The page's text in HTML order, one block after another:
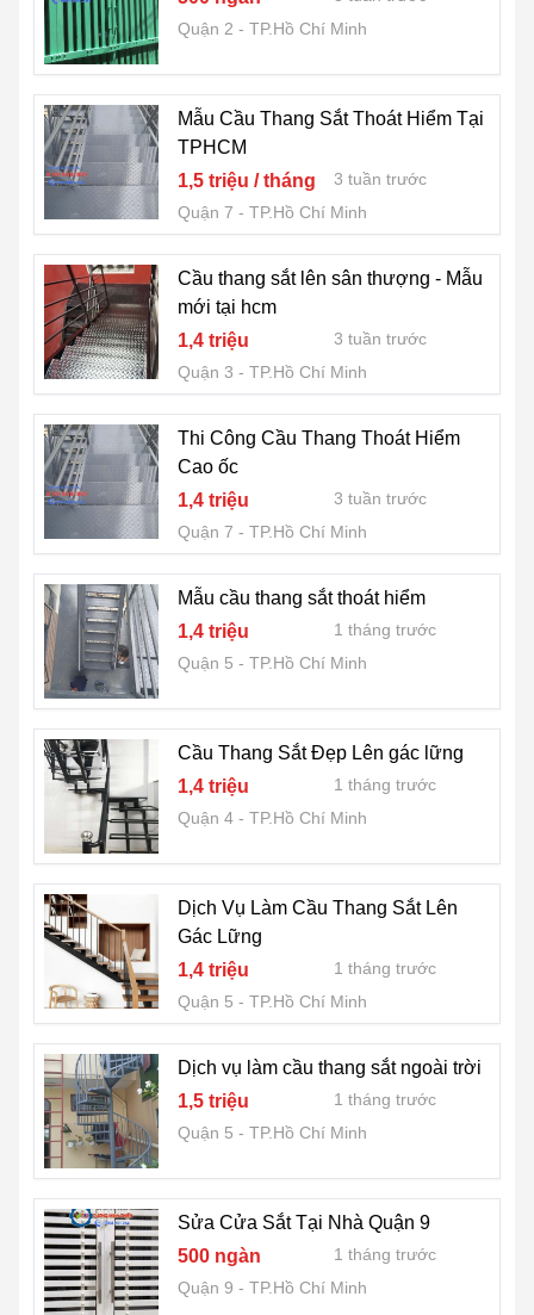
Quận 2
TP.Hồ Chí Minh
Mẫu Cầu Thang Sắt Thoát Hiểm Tại
TPHCM
1,5 triệu / tháng
3 tuần trước
Quận 7
TP.Hồ Chí Minh
Cầu thang sắt lên sân thượng - Mẫu
mới tại hcm
1,4 triệu
3 tuần trước
Quận 3
TP.Hồ Chí Minh
Thi Công Cầu Thang Thoát Hiểm
Cao ốc
1,4 triệu
3 tuần trước
Quận 7
TP.Hồ Chí Minh
Mẫu cầu thang sắt thoát hiểm
1,4 triệu
1 tháng trước
Quận 5
TP.Hồ Chí Minh
Cầu Thang Sắt Đẹp Lên gác lững
1,4 triệu
1 tháng trước
Quận 4
TP.Hồ Chí Minh
Dịch Vụ Làm Cầu Thang Sắt Lên
Gác Lững
1,4 triệu
1 tháng trước
Quận 5
TP.Hồ Chí Minh
Dịch vụ làm cầu thang sắt ngoài trời
1,5 triệu
1 tháng trước
Quận 5
TP.Hồ Chí Minh
Sửa Cửa Sắt Tại Nhà Quận 9
500 ngàn
1 tháng trước
Quận 9
TP.Hồ Chí Minh